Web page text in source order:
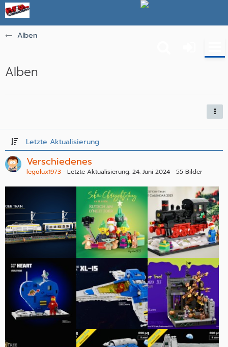
Alben
Alben
Letzte Aktualisierung
Verschiedenes
legolux1973 Letzte Aktualisierung: 24. Juni 2024 55 Bilder